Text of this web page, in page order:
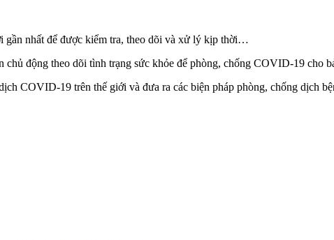
gần nhất để được kiểm tra, theo dõi và xử lý kịp thời…
động theo dõi tình trạng sức khỏe để phòng, chống COVID-19 cho
COVID-19 trên thế giới và đưa ra các biện pháp phòng, chống dịch